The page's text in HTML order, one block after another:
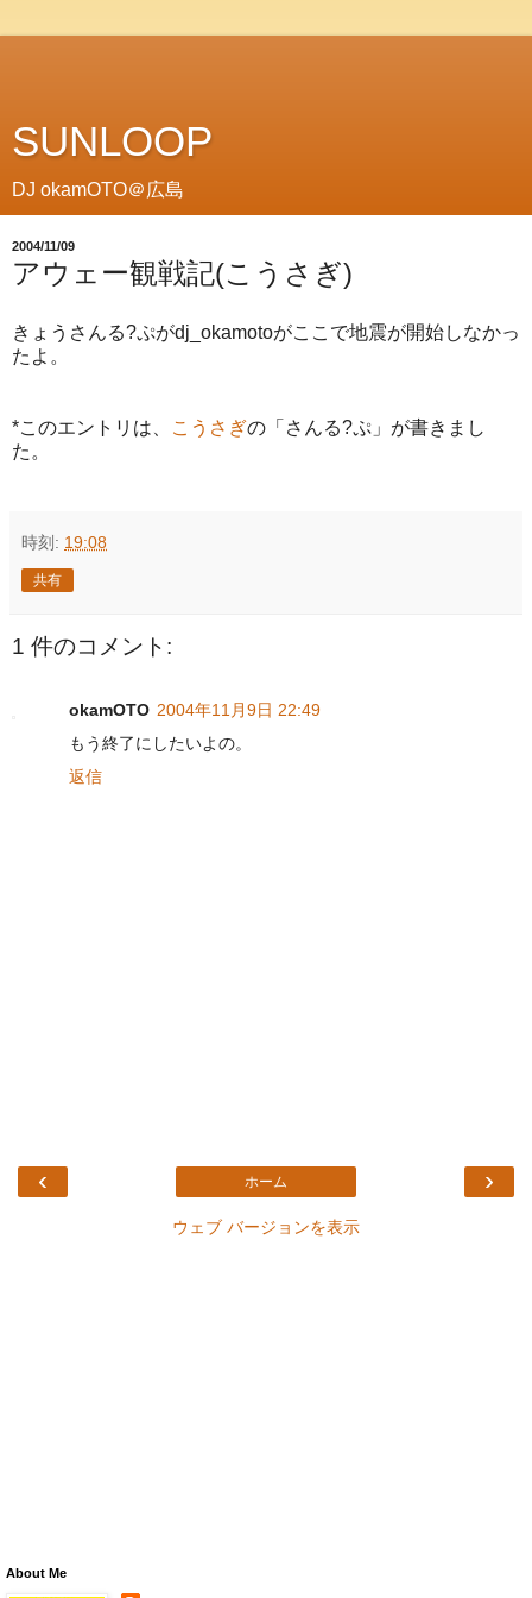
SUNLOOP
DJ okamOTO＠広島
2004/11/09
アウェー観戦記(こうさぎ)
きょうさんる?ぷがdj_okamotoがここで地震が開始しなかっ
たよ。
*このエントリは、 こうさぎの「さんる?ぷ」が書きまし
た。
時刻: 19:08
共有
1 件のコメント:
okamOTO 2004年11月9日 22:49
もう終了にしたいよの。
返信
‹ ›
ホーム
ウェブ バージョンを表示
About Me